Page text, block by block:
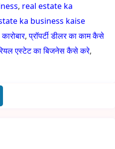
, real estate ka
ka business kaise
,प्रॉपर्टी डीलर का काम कैसे
एस्टेट का बिजनेस कैसे करे,